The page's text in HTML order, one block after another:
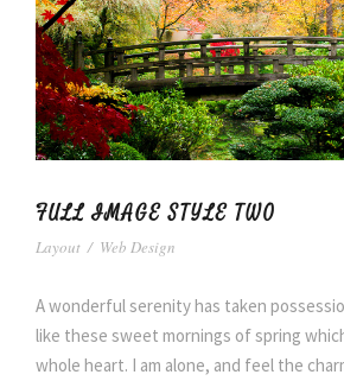
FULL IMAGE STYLE TWO
Layout / Web Design
A wonderful serenity has taken
like these sweet mornings of spring
whole heart. I am alone, and feel the